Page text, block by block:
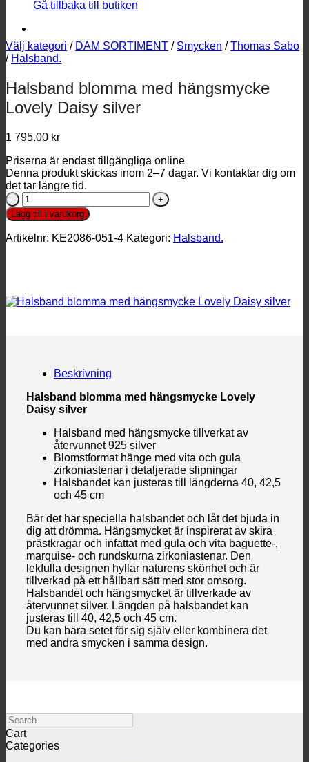
Gå tillbaka till butiken
Välj kategori / DAM SORTIMENT / Smycken / Thomas Sabo
/ Halsband.
Halsband blomma med hängsmycke
Lovely Daisy silver
1 795.00 kr
Priserna är endast tillgängliga online
Denna produkt skickas inom 2–7 dagar. Vi kontaktar dig om
det tar längre tid.
Halsband
blomma
med
hängsmycke
Lägg till i varukorg
Artikelnr: KE2086-051-4 Kategori: Halsband.
Beskrivning
Halsband blomma med hängsmycke Lovely
Daisy silver
Halsband med hängsmycke tillverkat av
återvunnet 925 silver
Blomstformat hänge med vita och gula
zirkoniastenar i detaljerade slipningar
Halsbandet kan justeras till längderna 40, 42,5
och 45 cm
Bär det här speciella halsbandet och låt det bjuda in
dig att drömma. Hängsmycket är inspirerat av skira
prästkragar och infattat med gula och vita baguette-,
marquise- och rundskurna zirkoniastenar. Den
lekfulla designen hyllar naturens skönhet och är
tillverkad på ett hållbart sätt med stor omsorg.
Halsbandet och hängsmycket är tillverkade av
återvunnet silver. Längden på halsbandet kan
justeras till 40, 42,5 och 45 cm.
Du kan bära setet för sig själv eller kombinera det
med andra smycken i samma design.
Search
Cart
Categories